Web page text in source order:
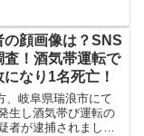
顔画像は？SNS
！酒気帯運転で
なり1名死亡！
、岐阜県瑞浪市にて
生し酒気帯び運転の
者が逮捕されまし